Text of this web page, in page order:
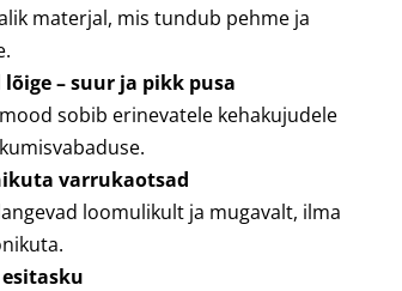
materjal, mis tundub pehme ja
lõige – suur ja pikk pusa
sobib erinevatele kehakujudele
varrukaotsad
loomulikult ja mugavalt, ilma